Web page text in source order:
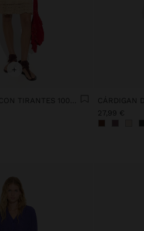
+
TOP DE PUNTO CON TIRANTES 100% ALGODÓN
27,99 €